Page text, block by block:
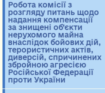
Робота комісії з
розгляду питань щодо
надання компенсації
за знищені об’єкти
нерухомого майна
внаслідок бойових дій,
терористичних актів,
диверсій, спричинених
збройною агресією
Російської Федерації
проти України